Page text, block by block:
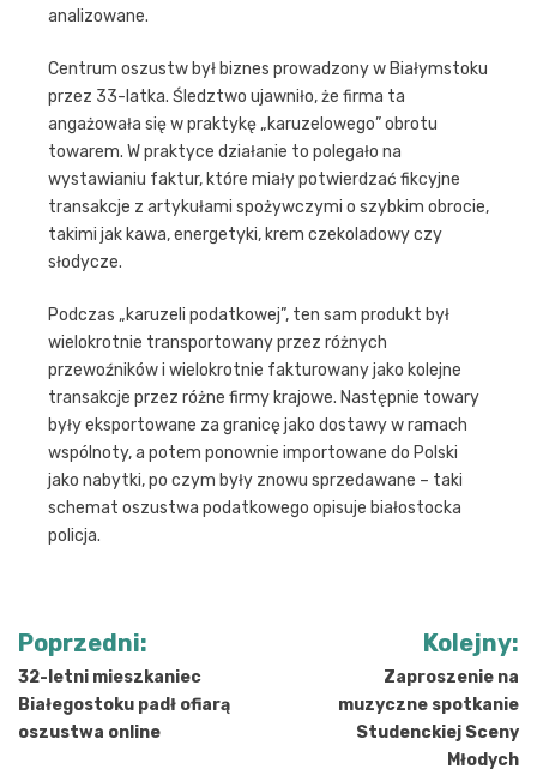
analizowane.
Centrum oszustw był biznes prowadzony w Białymstoku
przez 33-latka. Śledztwo ujawniło, że firma ta
angażowała się w praktykę „karuzelowego” obrotu
towarem. W praktyce działanie to polegało na
wystawianiu faktur, które miały potwierdzać fikcyjne
transakcje z artykułami spożywczymi o szybkim obrocie,
takimi jak kawa, energetyki, krem czekoladowy czy
słodycze.
Podczas „karuzeli podatkowej”, ten sam produkt był
wielokrotnie transportowany przez różnych
przewoźników i wielokrotnie fakturowany jako kolejne
transakcje przez różne firmy krajowe. Następnie towary
były eksportowane za granicę jako dostawy w ramach
wspólnoty, a potem ponownie importowane do Polski
jako nabytki, po czym były znowu sprzedawane – taki
schemat oszustwa podatkowego opisuje białostocka
policja.
Nawigacja
wpisu
Poprzedni:
32-letni mieszkaniec
Białegostoku padł ofiarą
oszustwa online
Kolejny:
Zaproszenie na
muzyczne spotkanie
Studenckiej Sceny
Młodych